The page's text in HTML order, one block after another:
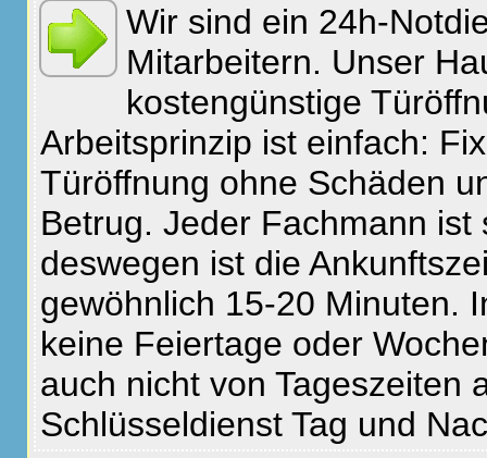
Wir sind ein 24h-
Mitarbeitern. Unser
kostengünstige
Arbeitsprinzip ist einfach:
Türöffnung ohne Schäden
Betrug. Jeder Fachmann
deswegen ist die
gewöhnlich 15-20 Minuten.
keine Feiertage oder
auch nicht von Tageszeiten
Schlüsseldienst Tag und